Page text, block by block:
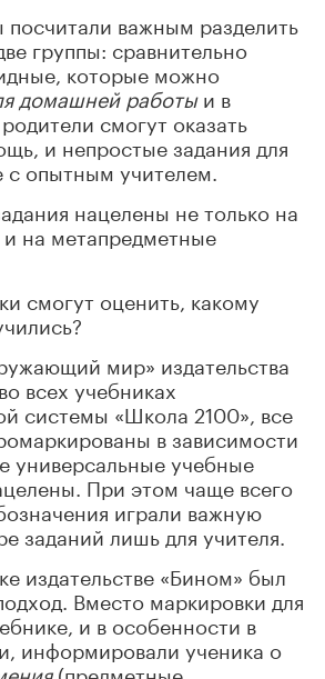
важным разделить
группы: сравнительно
которые можно
домашней работыи в
смогут оказать
и непростые задания для
с опытным учителем.
нацелены не только на
на метапредметные
смогут оценить, какому
мир» издательства
всех учебниках
системы «Школа 2100», все
в зависимости
универсальные учебные
При этом чаще всего
играли важную
заданий лишь для учителя.
издательстве «Бином» был
Вместо маркировки для
и в особенности в
информировали ученика о
(предметные,